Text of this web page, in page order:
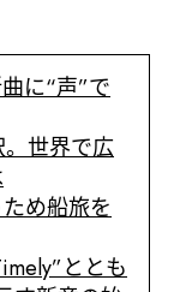
に“声”で
。世界で広
め船旅を
ととも